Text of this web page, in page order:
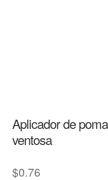
Aplicador de
ventosa
$0.76